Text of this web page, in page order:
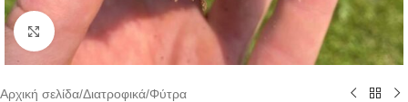
Click to enlarge
Αρχική σελίδα/Διατροφικά/Φύτρα